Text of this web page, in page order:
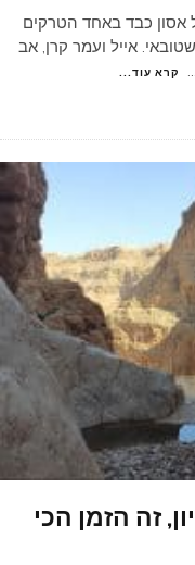
אסון כבד באחד הטרקים
אייל ועמר קרן, אב
... קרא עוד...
זה הזמן הכי